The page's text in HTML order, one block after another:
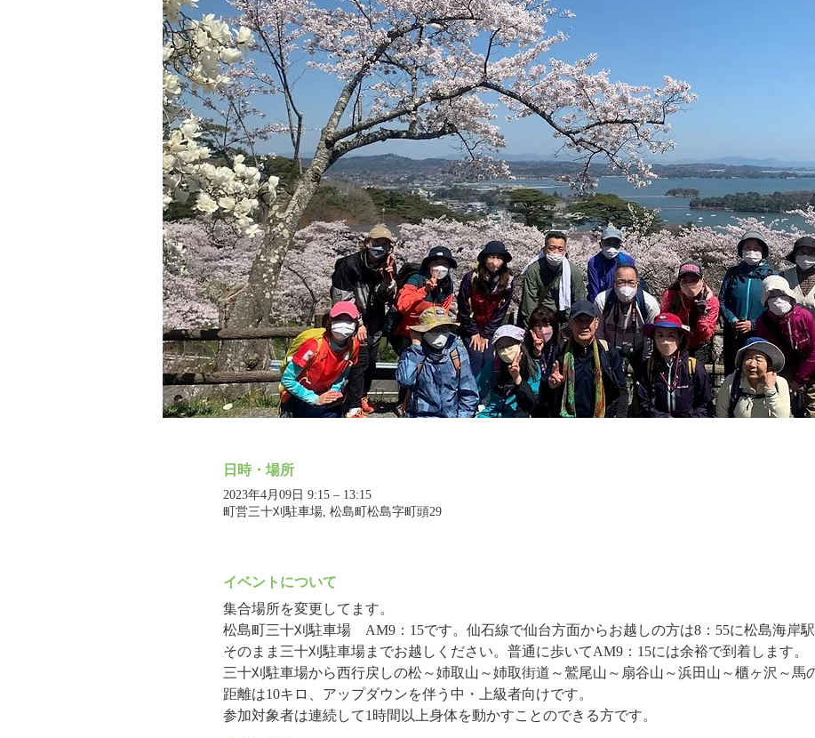
日時・場所
2023年4月09日 9:15 – 13:15
町営三十刈駐車場, 松島町松島字町頭29
イベントについて
集合場所を変更してます。
松島町三十刈駐車場　AM9：15です。仙石線で仙台方面からお越しの方は8：55に松島海岸
そのまま三十刈駐車場までお越しください。普通に歩いてAM9：15には余裕で到着します。
三十刈駐車場から西行戻しの松～姉取山～姉取街道～鷲尾山～扇谷山～浜田山～櫃ヶ沢～馬
距離は10キロ、アップダウンを伴う中・上級者向けです。
参加対象者は連続して1時間以上身体を動かすことのできる方です。